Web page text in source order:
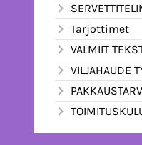
Tarjottimet
VALMIIT
VILJAHAUDE